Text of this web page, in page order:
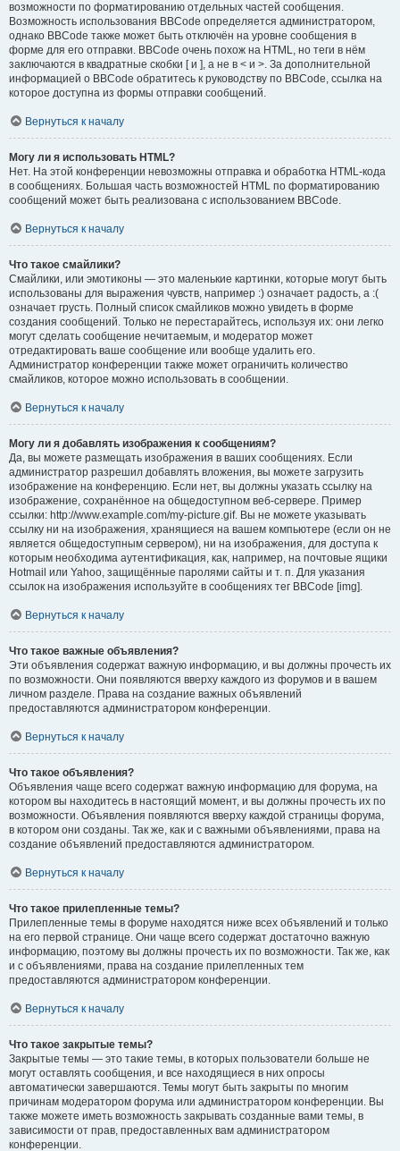
возможности по форматированию отдельных частей сообщения.
Возможность использования BBCode определяется администратором,
однако BBCode также может быть отключён на уровне сообщения в
форме для его отправки. BBCode очень похож на HTML, но теги в нём
заключаются в квадратные скобки [ и ], а не в < и >. За дополнительной
информацией о BBCode обратитесь к руководству по BBCode, ссылка на
которое доступна из формы отправки сообщений.
Вернуться к началу
Могу ли я использовать HTML?
Нет. На этой конференции невозможны отправка и обработка HTML-кода
в сообщениях. Большая часть возможностей HTML по форматированию
сообщений может быть реализована с использованием BBCode.
Вернуться к началу
Что такое смайлики?
Смайлики, или эмотиконы — это маленькие картинки, которые могут быть
использованы для выражения чувств, например :) означает радость, а :(
означает грусть. Полный список смайликов можно увидеть в форме
создания сообщений. Только не перестарайтесь, используя их: они легко
могут сделать сообщение нечитаемым, и модератор может
отредактировать ваше сообщение или вообще удалить его.
Администратор конференции также может ограничить количество
смайликов, которое можно использовать в сообщении.
Вернуться к началу
Могу ли я добавлять изображения к сообщениям?
Да, вы можете размещать изображения в ваших сообщениях. Если
администратор разрешил добавлять вложения, вы можете загрузить
изображение на конференцию. Если нет, вы должны указать ссылку на
изображение, сохранённое на общедоступном веб-сервере. Пример
ссылки: http://www.example.com/my-picture.gif. Вы не можете указывать
ссылку ни на изображения, хранящиеся на вашем компьютере (если он не
является общедоступным сервером), ни на изображения, для доступа к
которым необходима аутентификация, как, например, на почтовые ящики
Hotmail или Yahoo, защищённые паролями сайты и т. п. Для указания
ссылок на изображения используйте в сообщениях тег BBCode [img].
Вернуться к началу
Что такое важные объявления?
Эти объявления содержат важную информацию, и вы должны прочесть их
по возможности. Они появляются вверху каждого из форумов и в вашем
личном разделе. Права на создание важных объявлений
предоставляются администратором конференции.
Вернуться к началу
Что такое объявления?
Объявления чаще всего содержат важную информацию для форума, на
котором вы находитесь в настоящий момент, и вы должны прочесть их по
возможности. Объявления появляются вверху каждой страницы форума,
в котором они созданы. Так же, как и с важными объявлениями, права на
создание объявлений предоставляются администратором.
Вернуться к началу
Что такое прилепленные темы?
Прилепленные темы в форуме находятся ниже всех объявлений и только
на его первой странице. Они чаще всего содержат достаточно важную
информацию, поэтому вы должны прочесть их по возможности. Так же, как
и с объявлениями, права на создание прилепленных тем
предоставляются администратором конференции.
Вернуться к началу
Что такое закрытые темы?
Закрытые темы — это такие темы, в которых пользователи больше не
могут оставлять сообщения, и все находящиеся в них опросы
автоматически завершаются. Темы могут быть закрыты по многим
причинам модератором форума или администратором конференции. Вы
также можете иметь возможность закрывать созданные вами темы, в
зависимости от прав, предоставленных вам администратором
конференции.